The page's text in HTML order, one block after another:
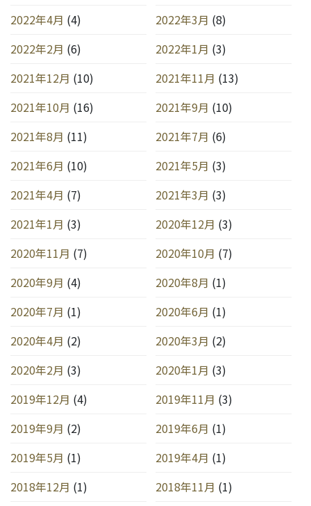
2022年4月 (4) 2022年3月 (8)
2022年2月 (6) 2022年1月 (3)
2021年12月 (10) 2021年11月 (13)
2021年10月 (16) 2021年9月 (10)
2021年8月 (11) 2021年7月 (6)
2021年6月 (10) 2021年5月 (3)
2021年4月 (7) 2021年3月 (3)
2021年1月 (3) 2020年12月 (3)
2020年11月 (7) 2020年10月 (7)
2020年9月 (4) 2020年8月 (1)
2020年7月 (1) 2020年6月 (1)
2020年4月 (2) 2020年3月 (2)
2020年2月 (3) 2020年1月 (3)
2019年12月 (4) 2019年11月 (3)
2019年9月 (2) 2019年6月 (1)
2019年5月 (1) 2019年4月 (1)
2018年12月 (1) 2018年11月 (1)